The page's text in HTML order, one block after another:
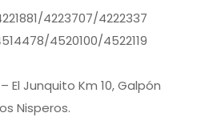
4223707/4222337
4520100/4522119
Junquito Km 10, Galpón
Nisperos.